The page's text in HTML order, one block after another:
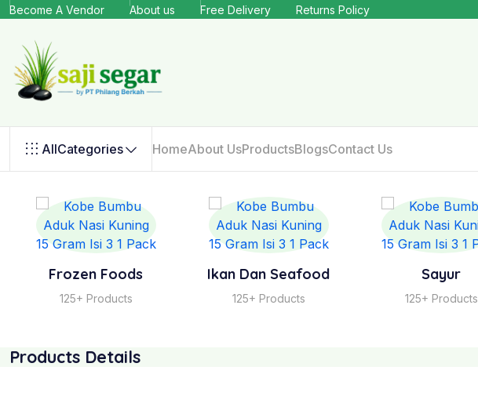
Become A Vendor About us Free Delivery Returns Policy
AllCategories HomeAbout UsProductsBlogsContact Us
Frozen Foods
125+ Products
Ikan Dan Seafood
125+ Products
Sayur
125+ Products
Products Details